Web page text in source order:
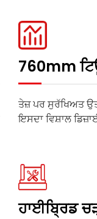
760mm
ਤੇਜ਼ ਪਰ ਸੁਰੱਖਿਅਤ
ਇਸਦਾ ਵਿਸ਼ਾਲ
ਹਾਈਬ੍ਰਿਡ